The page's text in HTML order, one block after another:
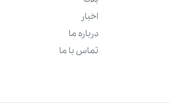
اخبار
درباره ما
تماس با ما